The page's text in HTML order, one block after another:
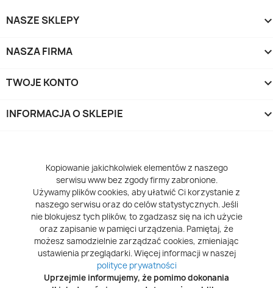
NASZE SKLEPY
NASZA FIRMA
TWOJE KONTO
INFORMACJA O SKLEPIE
Kopiowanie jakichkolwiek elementów z naszego
serwisu www bez zgody firmy zabronione.
Używamy plików cookies, aby ułatwić Ci korzystanie z
naszego serwisu oraz do celów statystycznych. Jeśli
nie blokujesz tych plików, to zgadzasz się na ich użycie
oraz zapisanie w pamięci urządzenia. Pamiętaj, że
możesz samodzielnie zarządzać cookies, zmieniając
ustawienia przeglądarki. Więcej informacji w naszej
polityce prywatności
Uprzejmie informujemy, że pomimo dokonania